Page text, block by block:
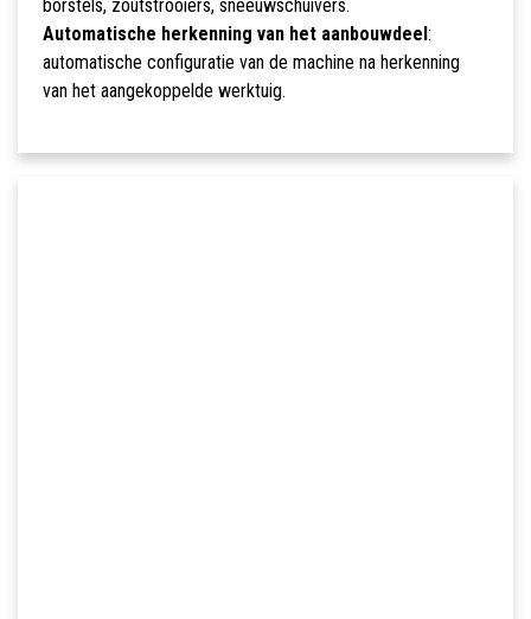
borstels, zoutstrooiers, sneeuwschuivers.
Automatische herkenning van het aanbouwdeel :
automatische configuratie van de machine na herkenning
van het aangekoppelde werktuig.